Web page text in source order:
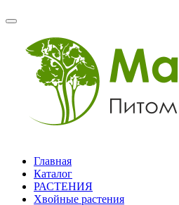
Главная
Каталог
РАСТЕНИЯ
Хвойные растения